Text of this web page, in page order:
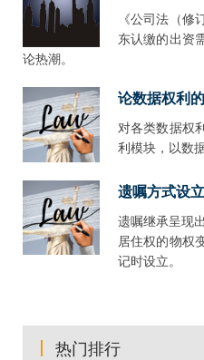
《公司法（
东认缴的出资
论热潮。
论数据权利
对各类数据权
利模块，以数
遗嘱方式设
遗嘱继承呈现
居住权的物权
记时设立。
热门排行